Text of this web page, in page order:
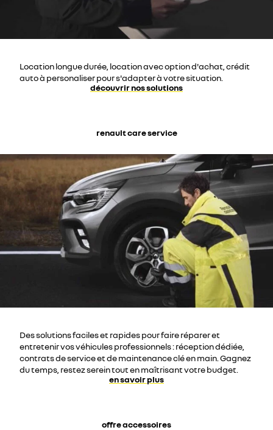
Location longue durée, location avec option d'achat, crédit
auto à personaliser pour s'adapter à votre situation.
découvrir nos solutions
renault care service
Des solutions faciles et rapides pour faire réparer et
entretenir vos véhicules professionnels : réception dédiée,
contrats de service et de maintenance clé en main. Gagnez
du temps, restez serein tout en maîtrisant votre budget.
en savoir plus
offre accessoires